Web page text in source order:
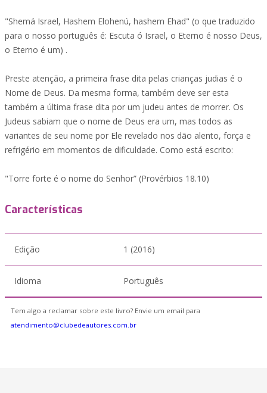
"Shemá Israel, Hashem Elohenú, hashem Ehad" (o que traduzido
para o nosso português é: Escuta ó Israel, o Eterno é nosso Deus,
o Eterno é um) .
Preste atenção, a primeira frase dita pelas crianças judias é o
Nome de Deus. Da mesma forma, também deve ser esta
também a última frase dita por um judeu antes de morrer. Os
Judeus sabiam que o nome de Deus era um, mas todos as
variantes de seu nome por Ele revelado nos dão alento, força e
refrigério em momentos de dificuldade. Como está escrito:
"Torre forte é o nome do Senhor” (Provérbios 18.10)
Características
Edição 1 (2016)
Idioma Português
Tem algo a reclamar sobre este livro? Envie um email para
atendimento@clubedeautores.com.br